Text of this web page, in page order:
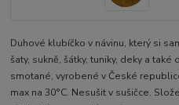
Duhové klubíčko v návinu, který si
šaty, sukně, šátky, tuniky, deky a
smotané, vyrobené v České
max na 30°C. Nesušit v sušičce.